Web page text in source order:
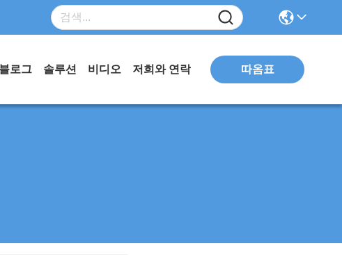
블로그 솔루션 비디오 저희와 연락 따옴표